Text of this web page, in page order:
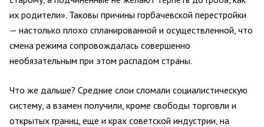
их родители». Таковы причины горбачевской перестройки
— настолько плохо спланированной и осуществленной, что
смена режима сопровождалась совершенно
необязательным при этом распадом страны.
Что же дальше? Средние слои сломали социалистическую
систему, а взамен получили, кроме свободы торговли и
открытых границ, еще и крах советской индустрии, на